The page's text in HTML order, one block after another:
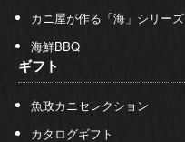
カニ屋が作る「海」シリーズ
海鮮BBQ
ギフト
魚政カニセレクション
カタログギフト